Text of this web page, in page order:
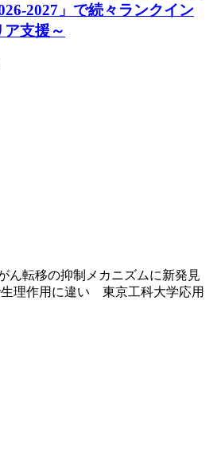
2027」で続々ランクイン
ア支援～
ん転移の抑制メカニズムに新発見
理作用に違い 東京工科大学応用